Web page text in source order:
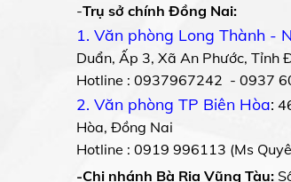
-Trụ sở chính Đồng Nai:
1. Văn phòng Long Thành -
Duẩn, Ấp 3, Xã An Phước, Tỉnh
Hotline : 0937967242 - 0937
2. Văn phòng TP Biên Hòa:
Hòa, Đồng Nai
Hotline : 0919 996113 (Ms
-Chi nhánh Bà Rịa Vũng Tàu: